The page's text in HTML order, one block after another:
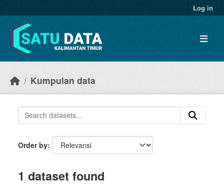
Log in
Kumpulan data
Order by
1 dataset found